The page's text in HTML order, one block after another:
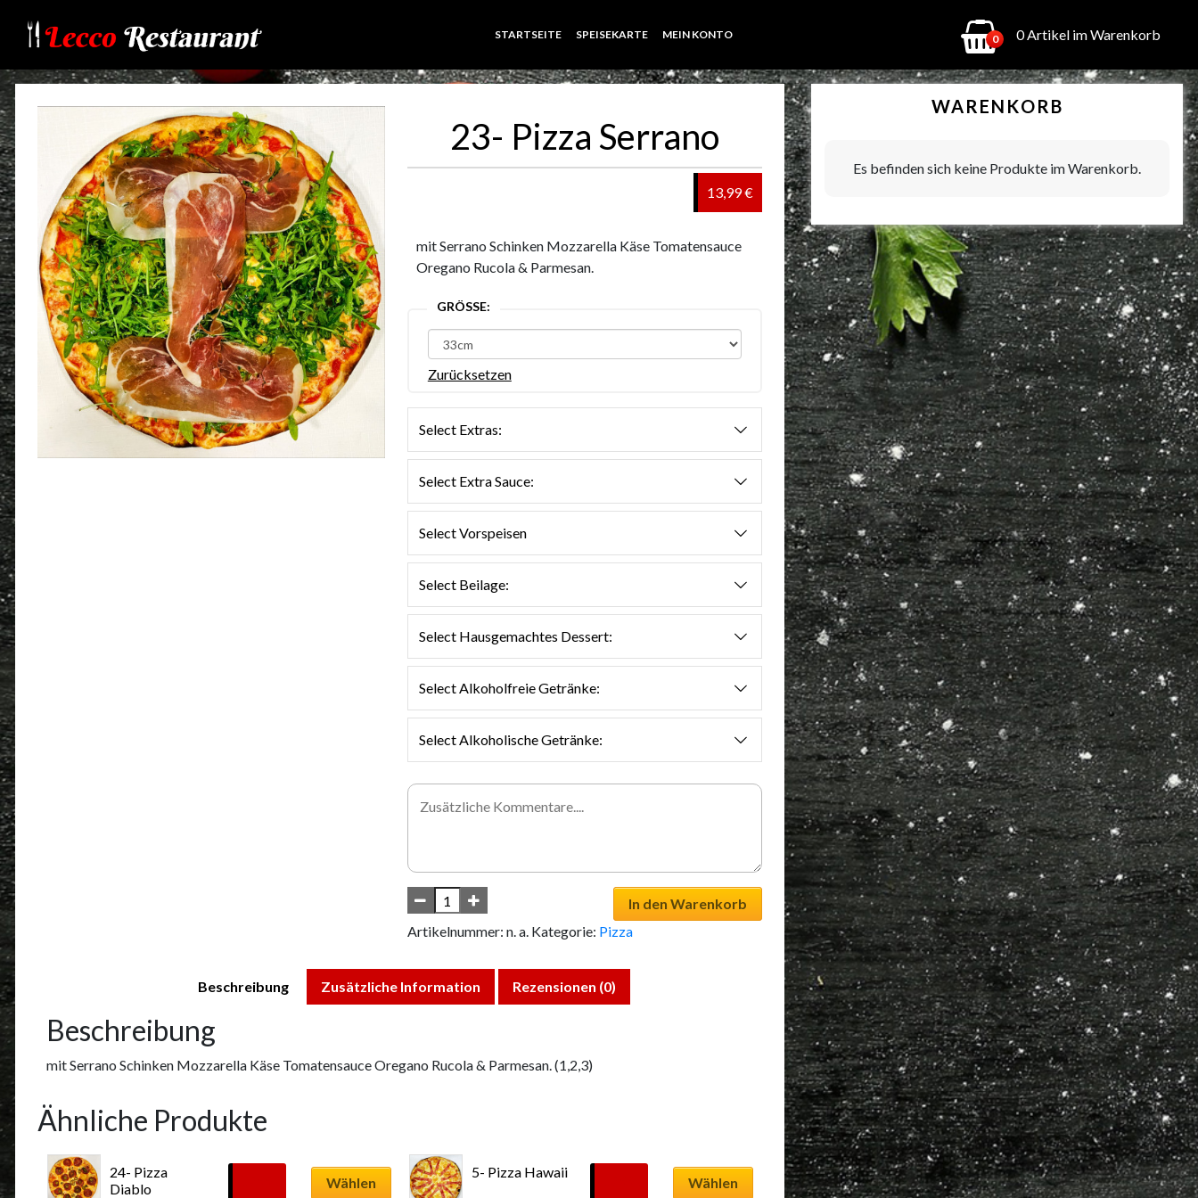
STARTSEITE SPEISEKARTE MEIN KONTO 0 0 Artikel im Warenkorb
23- Pizza Serrano
13,99 €
mit Serrano Schinken Mozzarella Käse Tomatensauce
Oregano Rucola & Parmesan.
GRÖSSE:
Zurücksetzen
Select Extras:
Select Extra Sauce:
Select Vorspeisen
Select Beilage:
Select Hausgemachtes Dessert:
Select Alkoholfreie Getränke:
Select Alkoholische Getränke:
In den Warenkorb
Artikelnummer: n. a. Kategorie: Pizza
Beschreibung Zusätzliche Information Rezensionen (0)
Beschreibung
mit Serrano Schinken Mozzarella Käse Tomatensauce Oregano Rucola & Parmesan. (1,2,3)
Ähnliche Produkte
24- Pizza
Diablo
Wählen
Produkt
5- Pizza Hawaii
Wählen
Produkt
WARENKORB
Es befinden sich keine Produkte im Warenkorb.